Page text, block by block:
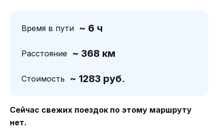
Время в пути ~ 6 ч
Расстояние ~ 368 км
Стоимость ~ 1283 руб.
Сейчас свежих поездок по этому маршруту
нет.